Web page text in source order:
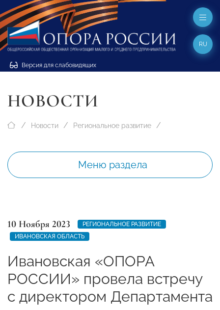
Версия для слабовидящих
RU
НОВОСТИ
Новости Региональное развитие
Меню раздела
10 Ноября 2023
РЕГИОНАЛЬНОЕ РАЗВИТИЕ
ИВАНОВСКАЯ ОБЛАСТЬ
Ивановская «ОПОРА
РОССИИ» провела встречу
с директором Департамента